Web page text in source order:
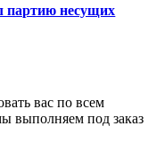
партию несущих
вас по всем
выполняем под заказ